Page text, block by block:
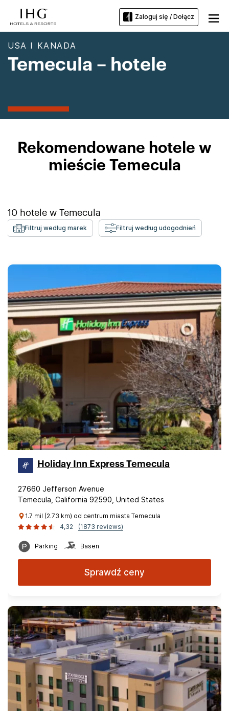
Zaloguj się / Dołącz
USA I KANADA
Temecula – hotele
Rekomendowane hotele w
mieście Temecula
10 hotele w Temecula
Filtruj według marek Filtruj według udogodnień
Holiday Inn Express Temecula
27660 Jefferson Avenue
Temecula, California 92590, United States
1.7 mil (2.73 km) od centrum miasta Temecula
4,32
(1873 reviews)
Parking Basen
Sprawdź ceny